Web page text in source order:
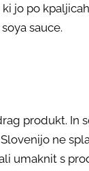
jo po
sauce.
produkt. In
ne
umaknit s